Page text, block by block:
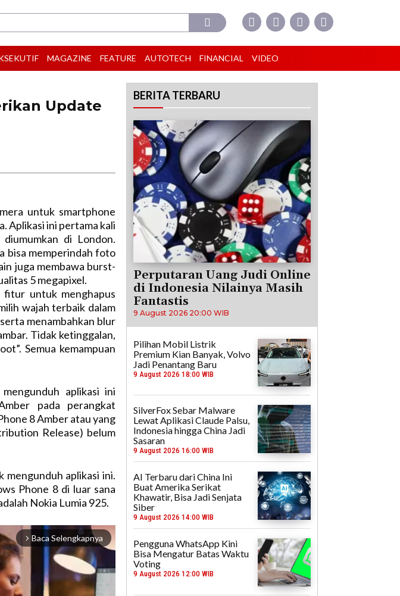
MAGAZINE FEATURE AUTOTECH FINANCIAL VIDEO
Update
untuk smartphone
Aplikasi ini pertama kali
di London.
bisa memperindah foto
juga membawa burst-
5 megapixel.
fitur untuk menghapus
wajah terbaik dalam
menambahkan blur
Tidak ketinggalan,
Semua kemampuan
aplikasi ini
pada perangkat
8 Amber atau yang
Release) belum
mengunduh aplikasi ini.
Phone 8 di luar sana
Nokia Lumia 925.
arrow_forward_ios Baca Selengkapnya
BERITA TERBARU
Perputaran Uang Judi Online
di Indonesia Nilainya Masih
Fantastis
9 August 2026 20:00 WIB
Pilihan Mobil Listrik
Premium Kian Banyak, Volvo
Jadi Penantang Baru
9 August 2026 18:00 WIB
SilverFox Sebar Malware
Lewat Aplikasi Claude Palsu,
Indonesia hingga China Jadi
Sasaran
9 August 2026 16:00 WIB
AI Terbaru dari China Ini
Buat Amerika Serikat
Khawatir, Bisa Jadi Senjata
Siber
9 August 2026 14:00 WIB
Pengguna WhatsApp Kini
Bisa Mengatur Batas Waktu
Voting
9 August 2026 12:00 WIB